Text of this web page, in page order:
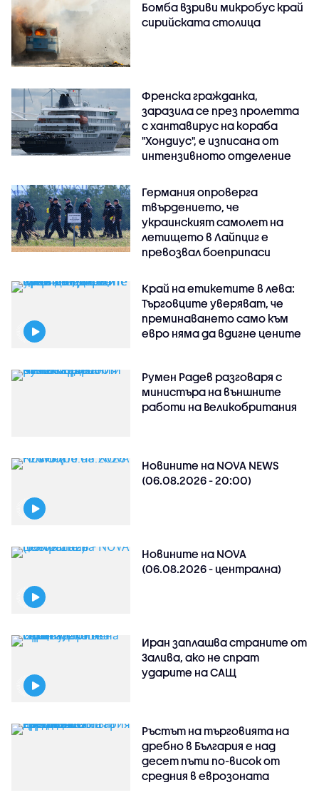
Бомба взриви микробус край
сирийската столица
Френска гражданка,
заразила се през пролетта
с хантавирус на кораба
"Хондиус", е изписана от
интензивното отделение
Германия опроверга
твърдението, че
украинският самолет на
летището в Лайпциг е
превозвал боеприпаси
Край на етикетите в лева:
Търговците уверяват, че
преминаването само към
евро няма да вдигне цените
Румен Радев разговаря с
министъра на външните
работи на Великобритания
Новините на NOVA NEWS
(06.08.2026 - 20:00)
Новините на NOVA
(06.08.2026 - централна)
Иран заплашва страните от
Залива, ако не спрат
ударите на САЩ
Ръстът на търговията на
дребно в България е над
десет пъти по-висок от
средния в еврозоната